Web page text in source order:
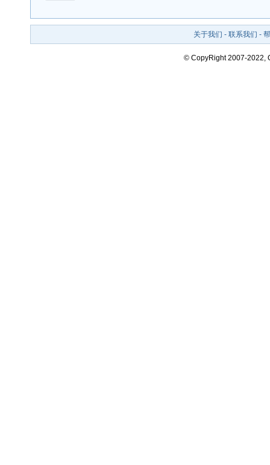
关于我们 - 联系我们 -
© CopyRight 2007-2022,